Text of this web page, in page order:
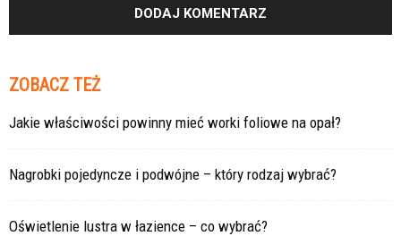
ZOBACZ TEŻ
Jakie właściwości powinny mieć worki foliowe na opał?
Nagrobki pojedyncze i podwójne – który rodzaj wybrać?
Oświetlenie lustra w łazience – co wybrać?